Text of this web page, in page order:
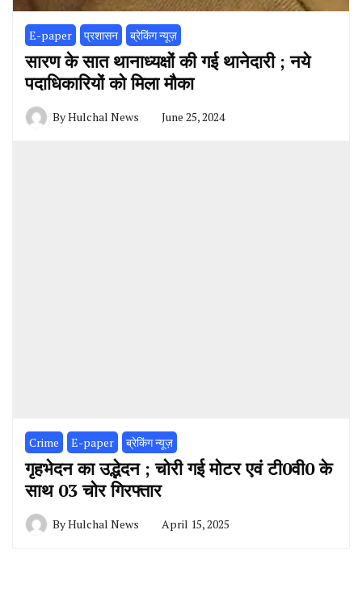
E-paper प्रशासन ब्रेकिंग न्यूज़
सारण के सात थानाध्यक्षों की गई थानेदारी ; नये
पदाधिकारियों को मिला मौका
ByHulchal News June 25, 2024
Crime E-paper ब्रेकिंग न्यूज़
गृहभेदन का उद्भेदन ; चोरी गई मोटर एवं टी0वी0 के
साथ 03 चोर गिरफ्तार
ByHulchal News April 15, 2025